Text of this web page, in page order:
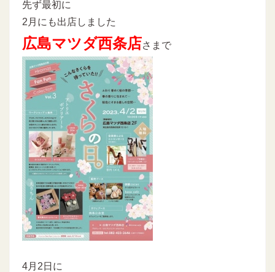
先ず最初に
2月にも出店しました
広島マツダ西条店さまで
4月2日に